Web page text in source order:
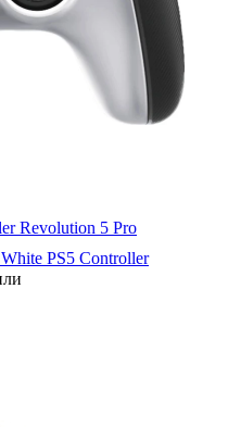
Revolution 5 Pro
PS5 Controller